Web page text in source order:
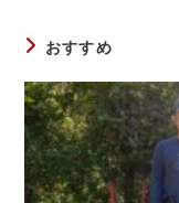
おすすめ